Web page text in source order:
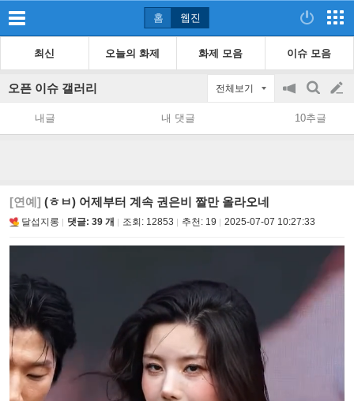
홈 웹진
최신 오늘의 화제 화제 모음 이슈 모음
오픈 이슈 갤러리 전체보기
공
지
on/off
검
색
글
쓰
내글 내 댓글 10추글
[연예] (ㅎㅂ) 어제부터 계속 권은비 짤만 올라오네
달섭지롱 댓글: 39 개 조회: 12853 추천: 19 2025-07-07 10:27:33